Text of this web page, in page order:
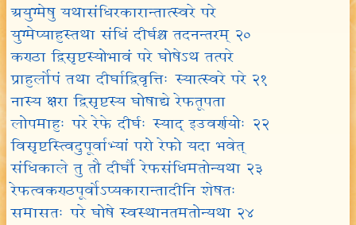
अयुग्मेषु यथासंधिरकारान्तात्स्वरे परे
युग्मेप्याहुस्तथा संधिं दीर्घश्च तदनन्तरम् २०
कण्ठा द्विसृष्टस्योभावं परे घोषेऽथ तत्परे
प्राहुर्लोपं तथा दीर्घाद्विवृत्तिः स्यात्स्वरे परे २१
नास्य क्षरा द्विसृष्टस्य घोषाद्ये रेफतूपता
लोपमाहुः परे रेफे दीर्घः स्याद् इउवर्णयोः २२
विसृष्टस्त्विदुपूर्वाभ्यां परो रेफो यदा भवेत्
संधिकाले तु तौ दीर्घौ रेफसंधिमतोन्यथा २३
रेफत्वकण्ठपूर्वोऽप्यकारान्तादीनि शेषतः
समासतः परे घोषे स्वस्थानतमतोन्यथा २४